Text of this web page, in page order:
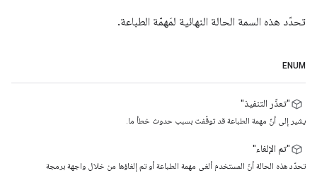
تحدّد هذه السمة الحالة النهائية لمَهمّة الطباعة.
ENUM
"تعذّر التنفيذ"
يشير إلى أنّ مهمة الطباعة قد توقّفت بسبب حدوث خطأ ما.
"تم الإلغاء"
تحدّد هذه الحالة أنّ المستخدم ألغى مهمة الطباعة أو تم إلغاؤها من خلال واجهة برمجة